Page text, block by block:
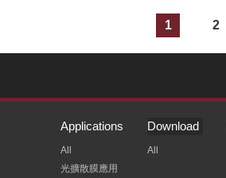
1 2
Applications
All
光擴散膜應用
Download
All